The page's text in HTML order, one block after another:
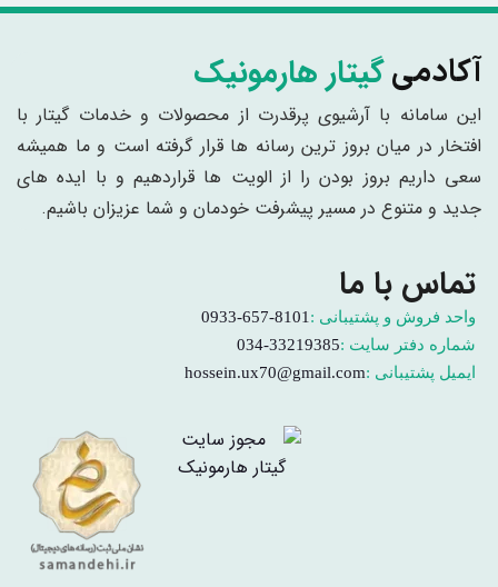
آکادمیگیتار هارمونیک
این سامانه با آرشیوی پرقدرت از محصولات و خدمات گیتار با
افتخار در میان بروز ترین رسانه ها قرار گرفته است و ما همیشه
سعی داریم بروز بودن را از الویت ها قراردهیم و با ایده های
جدید و متنوع در مسیر پیشرفت خودمان و شما عزیزان باشیم.
تماس با ما
واحد فروش و پشتیبانی : 0933-657-8101
شماره دفتر سایت :034-33219385
ایمیل پشتیبانی :hossein.ux70@gmail.com